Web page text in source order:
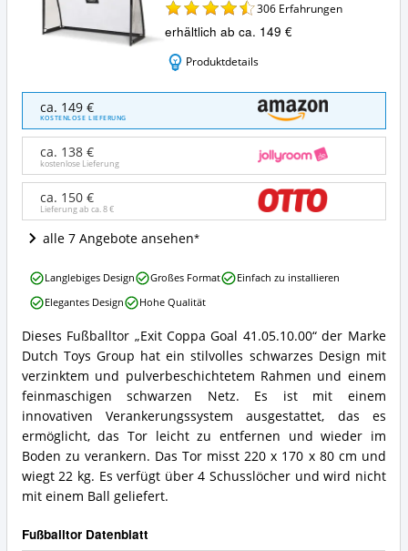
306 Erfahrungen
erhältlich ab ca. 149 €
Produktdetails
Coppa
Goal
41.05.10.00
Angebote:
Wo
dieses
Fußballtor
erhältlich?
ca. 149 €
KOSTENLOSE LIEFERUNG
ca. 138 €
kostenlose Lieferung
ca. 150 €
Lieferung ab ca.8 €
alle 7 Angebote ansehen
Exit
Coppa
Goal
41.05.10.00
Zusammenfassung:
Was
bietet
dieses
Fußballtor?
Dieses Fußballtor „Exit Coppa Goal 41.05.10.00“ der Marke
Dutch Toys Group hat ein stilvolles schwarzes Design mit
verzinktem und pulverbeschichtetem Rahmen und einem
feinmaschigen schwarzen Netz. Es ist mit einem
innovativen Verankerungssystem ausgestattet, das es
ermöglicht, das Tor leicht zu entfernen und wieder im
Boden zu verankern. Das Tor misst 220 x 170 x 80 cm und
wiegt 22 kg. Es verfügt über 4 Schusslöcher und wird nicht
mit einem Ball geliefert.
Fußballtor Datenblatt
Exit
Coppa
Goal
Vorteile:
Was
spricht
für
dieses
Fußballtor?
Langlebiges Design Großes Format
Einfach zu installieren
Elegantes Design
Hohe Qualität